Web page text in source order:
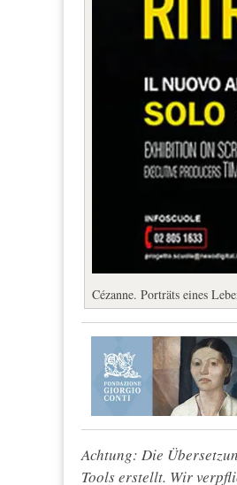
Cézanne. Porträts eines
Achtung: Die
Tools erstellt. Wir